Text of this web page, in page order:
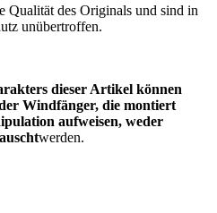
Qualität des Originals und sind in
unübertroffen.
dieser Artikel können
Windfänger, die montiert
aufweisen, weder
werden.